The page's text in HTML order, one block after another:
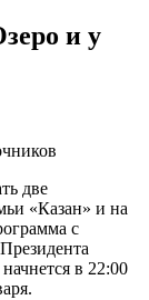
и у
две
«Казан» и на
с
в 22:00